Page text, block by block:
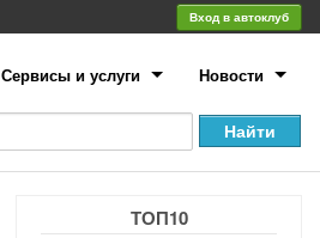
Вход в автоклуб
Сервисы и услуги Новости
ТОП10